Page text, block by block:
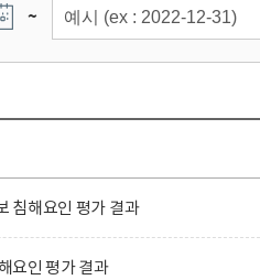
~
침해요인 평가 결과
요인 평가 결과